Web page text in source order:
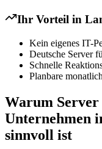
Ihr Vorteil in
Kein eigenes IT-
Deutsche Server
Schnelle
Planbare
Warum
Unternehmen
sinnvoll ist